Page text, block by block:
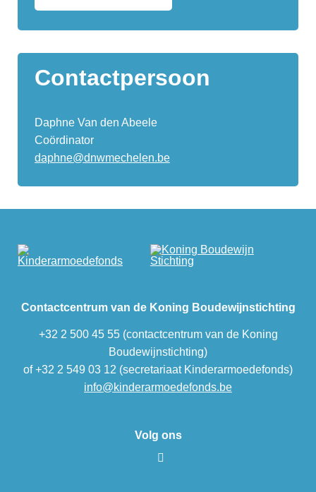
Contactpersoon
Daphne Van den Abeele
Coördinator
daphne@dnwmechelen.be
Contactcentrum van de Koning Boudewijnstichting
+32 2 500 45 55 (contactcentrum van de Koning
Boudewijnstichting)
of +32 2 549 03 12 (secretariaat Kinderarmoedefonds)
info@kinderarmoedefonds.be
Volg ons